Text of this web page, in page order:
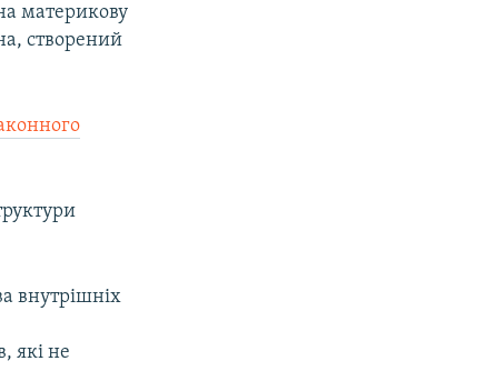
материкову
створений
внутрішніх
які не